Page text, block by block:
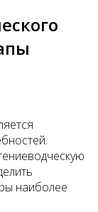
наиболее